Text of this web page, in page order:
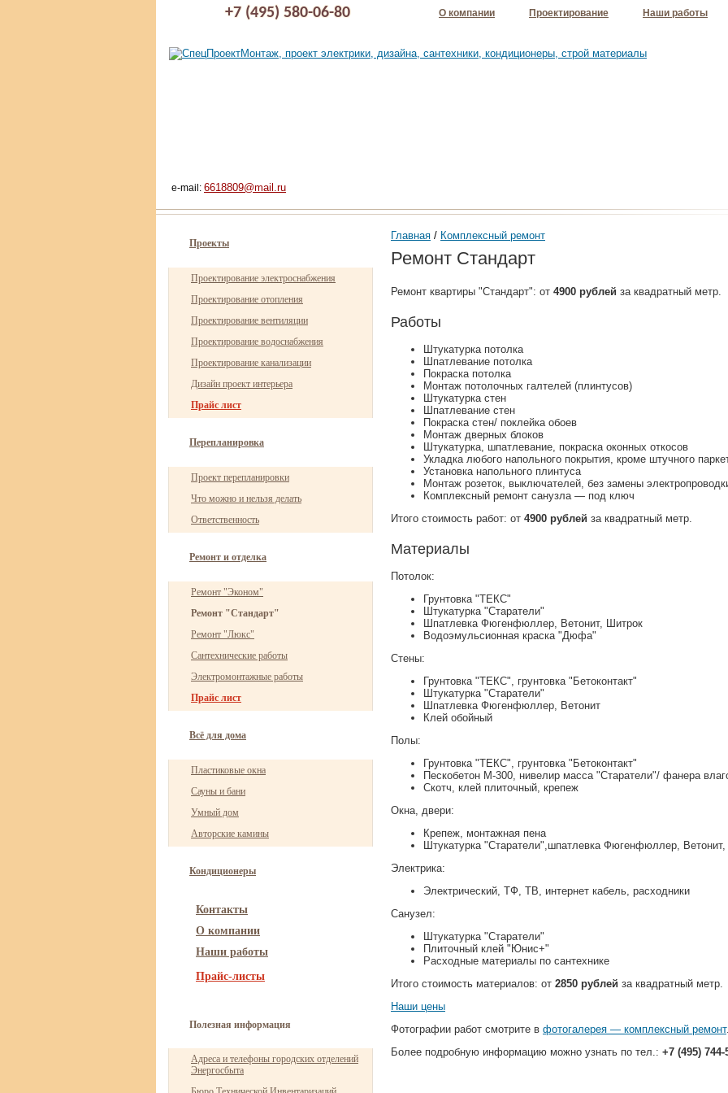
О компании Проектирование Наши работы
+7 (495) 580-06-80
e-mail: 6618809@mail.ru
Проекты
Проектирование электроснабжения
Проектирование отопления
Проектирование вентиляции
Проектирование водоснабжения
Проектирование канализации
Дизайн проект интерьера
Прайс лист
Перепланировка
Проект перепланировки
Что можно и нельзя делать
Ответственность
Ремонт и отделка
Ремонт "Эконом"
Ремонт "Стандарт"
Ремонт "Люкс"
Сантехнические работы
Электромонтажные работы
Прайс лист
Всё для дома
Пластиковые окна
Сауны и бани
Умный дом
Авторские камины
Кондиционеры
Контакты
О компании
Наши работы
Прайс-листы
Полезная информация
Адреса и телефоны городских отделений
Энергосбыта
Главная / Комплексный ремонт
Ремонт Стандарт
Ремонт квартиры "Стандарт": от 4900 рублей за квадратный метр.
Работы
Штукатурка потолка
Шпатлевание потолка
Покраска потолка
Монтаж потолочных галтелей (плинтусов)
Штукатурка стен
Шпатлевание стен
Покраска стен/ поклейка обоев
Монтаж дверных блоков
Штукатурка, шпатлевание, покраска оконных откосов
Укладка любого напольного покрытия, кроме штучного
Установка напольного плинтуса
Монтаж розеток, выключателей, без замены
Комплексный ремонт санузла — под ключ
Итого стоимость работ: от 4900 рублей за квадратный метр.
Материалы
Потолок:
Грунтовка "ТЕКС"
Штукатурка "Старатели"
Шпатлевка Фюгенфюллер, Ветонит, Шитрок
Водоэмульсионная краска "Дюфа"
Стены:
Грунтовка "ТЕКС", грунтовка "Бетоконтакт"
Штукатурка "Старатели"
Шпатлевка Фюгенфюллер, Ветонит
Клей обойный
Полы:
Грунтовка "ТЕКС", грунтовка "Бетоконтакт"
Пескобетон М-300, нивелир масса "Старатели"/ фанера
Скотч, клей плиточный, крепеж
Окна, двери:
Крепеж, монтажная пена
Штукатурка "Старатели",шпатлевка Фюгенфюллер,
Электрика:
Электрический, ТФ, ТВ, интернет кабель, расходники
Санузел:
Штукатурка "Старатели"
Плиточный клей "Юнис+"
Расходные материалы по сантехнике
Итого стоимость материалов: от 2850 рублей за квадратный метр.
Наши цены
Фотографии работ смотрите в фотогалерея — комплексный ремонт
Более подробную информацию можно узнать по тел.: +7 (495) 744-